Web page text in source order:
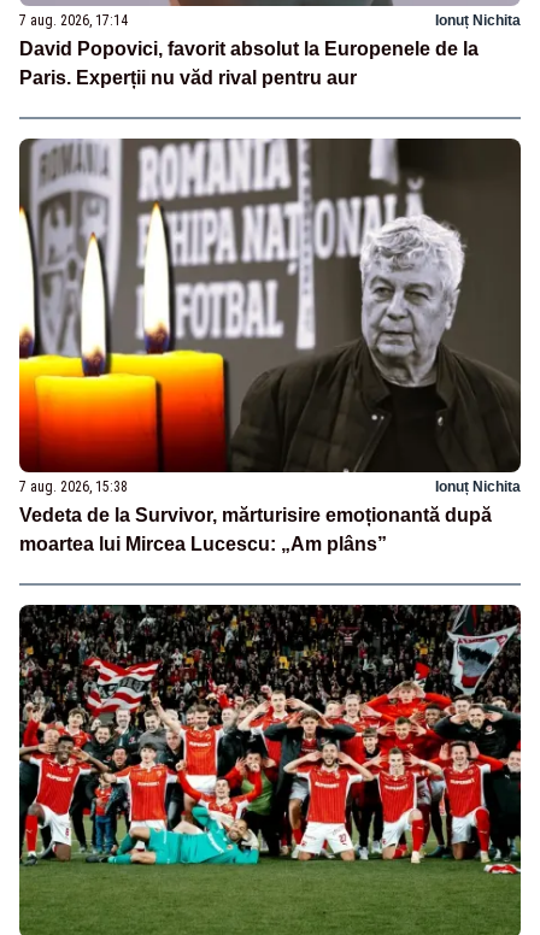
7 aug. 2026, 17:14 Ionuț Nichita
David Popovici, favorit absolut la Europenele de la
Paris. Experții nu văd rival pentru aur
7 aug. 2026, 15:38 Ionuț Nichita
Vedeta de la Survivor, mărturisire emoționantă după
moartea lui Mircea Lucescu: „Am plâns”